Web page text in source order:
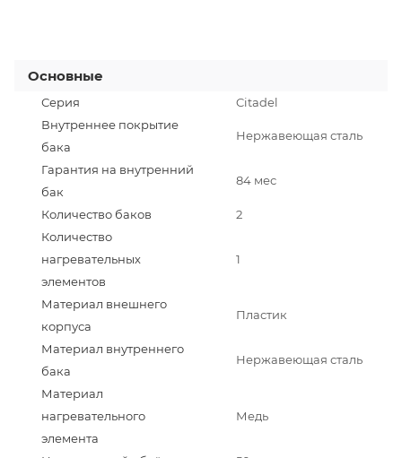
Основные
Серия
Citadel
Внутреннее покрытие
бака
Нержавеющая сталь
Гарантия на внутренний
бак
84 мес
Количество баков
2
Количество
нагревательных
элементов
1
Материал внешнего
корпуса
Пластик
Материал внутреннего
бака
Нержавеющая сталь
Материал
нагревательного
элемента
Медь